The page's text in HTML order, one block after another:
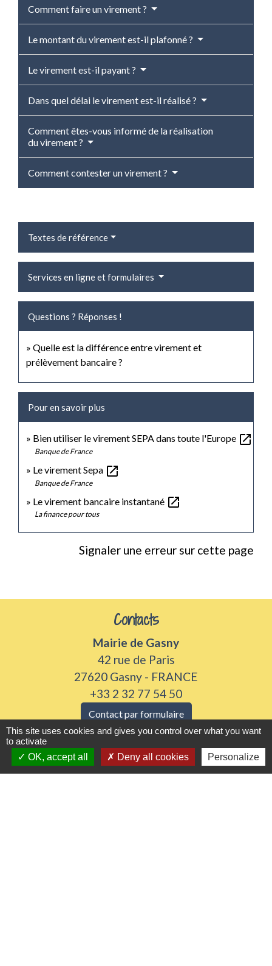
Comment faire un virement ?
Le montant du virement est-il plafonné ?
Le virement est-il payant ?
Dans quel délai le virement est-il réalisé ?
Comment êtes-vous informé de la réalisation
du virement ?
Comment contester un virement ?
Textes de référence
Services en ligne et formulaires
Questions ? Réponses !
Quelle est la différence entre virement et
prélèvement bancaire ?
Pour en savoir plus
Bien utiliser le virement SEPA dans toute l'Europe open_in_new
Banque de France
Le virement Sepa open_in_new
Banque de France
Le virement bancaire instantané open_in_new
La finance pour tous
Signaler une erreur sur cette page
Contacts
Mairie de Gasny
42 rue de Paris
27620 Gasny - FRANCE
+33 2 32 77 54 50
Contact par formulaire
Horaires d'ouverture
Du lundi au vendredi de 8h30 à 12h et 13h30 à
This site uses cookies and gives you control over what you want
to activate
OK, accept all
Deny all cookies Personalize